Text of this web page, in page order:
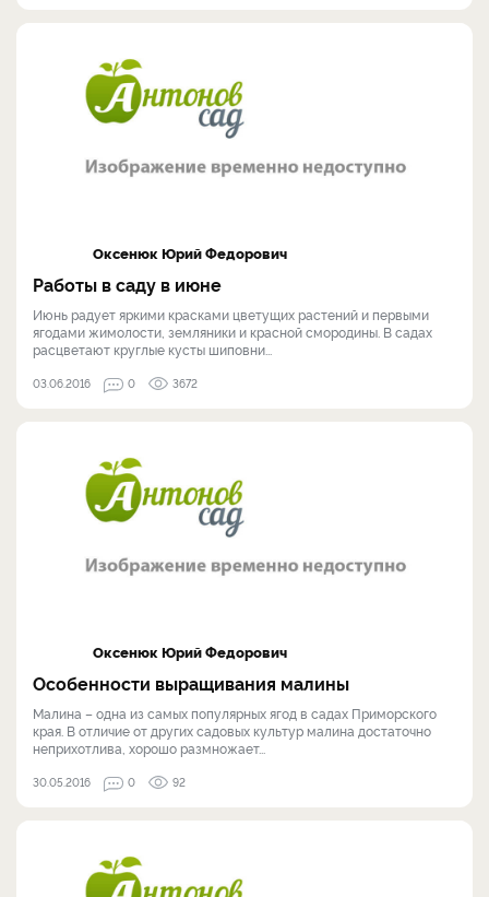
Оксенюк Юрий Федорович
Работы в саду в июне
Июнь радует яркими красками цветущих растений и первыми
ягодами жимолости, земляники и красной смородины. В садах
расцветают круглые кусты шиповни...
03.06.2016 0 3672
Оксенюк Юрий Федорович
Особенности выращивания малины
Малина – одна из самых популярных ягод в садах Приморского
края. В отличие от других садовых культур малина достаточно
неприхотлива, хорошо размножает...
30.05.2016 0 92